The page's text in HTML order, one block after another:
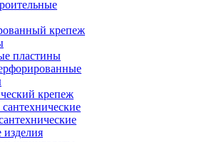
крепеж
пластины
крепеж